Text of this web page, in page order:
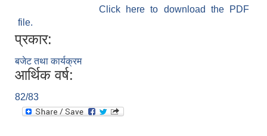
Click here to download the PDF
file.
प्रकार:
बजेट तथा कार्यक्रम
आर्थिक वर्ष:
82/83